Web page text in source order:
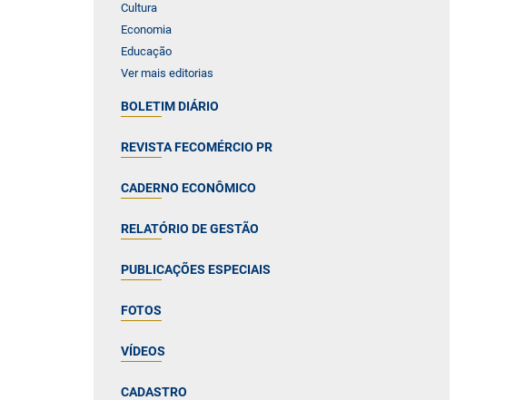
Cultura
Economia
Educação
Ver mais editorias
BOLETIM DIÁRIO
REVISTA FECOMÉRCIO PR
CADERNO ECONÔMICO
RELATÓRIO DE GESTÃO
PUBLICAÇÕES ESPECIAIS
FOTOS
VÍDEOS
CADASTRO